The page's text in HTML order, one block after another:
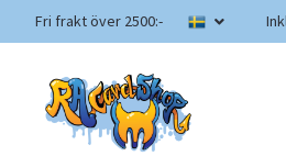
Fri frakt över 2500:-